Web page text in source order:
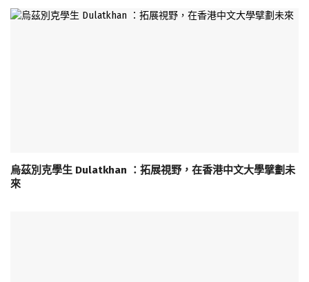
烏茲別克學生 Dulatkhan ：拓展視野，在香港中文大學擘劃未
來